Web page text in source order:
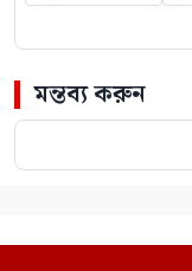
মন্তব্য করুন